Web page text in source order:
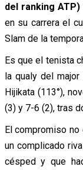
del ranking ATP)
en su carrera el
Slam de la
Es que el tenista
la qualy del
Hijikata (113°),
(3) y 7-6 (2), tras
El compromiso
un complicado
césped y que